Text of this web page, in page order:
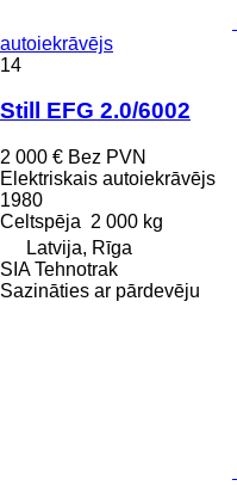
autoiekrāvējs
14
Still EFG 2.0/6002
2 000 € Bez PVN
Elektriskais autoiekrāvējs
1980
Celtspēja 2 000 kg
Latvija, Rīga
SIA Tehnotrak
Sazināties ar pārdevēju